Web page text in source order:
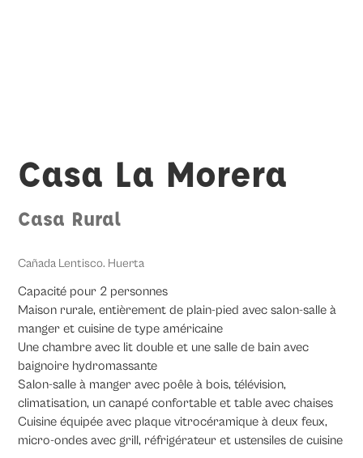
Casa La Morera
Casa Rural
Cañada Lentisco. Huerta
Capacité pour 2 personnes
Maison rurale, entièrement de plain-pied avec salon-salle à
manger et cuisine de type américaine
Une chambre avec lit double et une salle de bain avec
baignoire hydromassante
Salon-salle à manger avec poêle à bois, télévision,
climatisation, un canapé confortable et table avec chaises
Cuisine équipée avec plaque vitrocéramique à deux feux,
micro-ondes avec grill, réfrigérateur et ustensiles de cuisine